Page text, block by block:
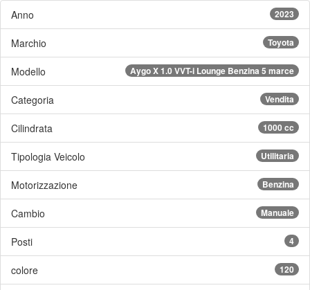
2023
Anno
Toyota
Marchio
Aygo X 1.0 VVT-i Lounge Benzina 5 marce
Modello
Vendita
Categoria
1000 cc
Cilindrata
Utilitaria
Tipologia Veicolo
Benzina
Motorizzazione
Manuale
Cambio
4
Posti
120
colore